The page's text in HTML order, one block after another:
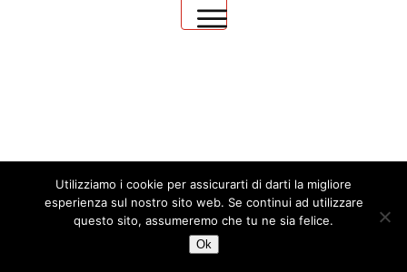
Utilizziamo i cookie per assicurarti di darti la migliore
esperienza sul nostro sito web. Se continui ad utilizzare
questo sito, assumeremo che tu ne sia felice.
Ok